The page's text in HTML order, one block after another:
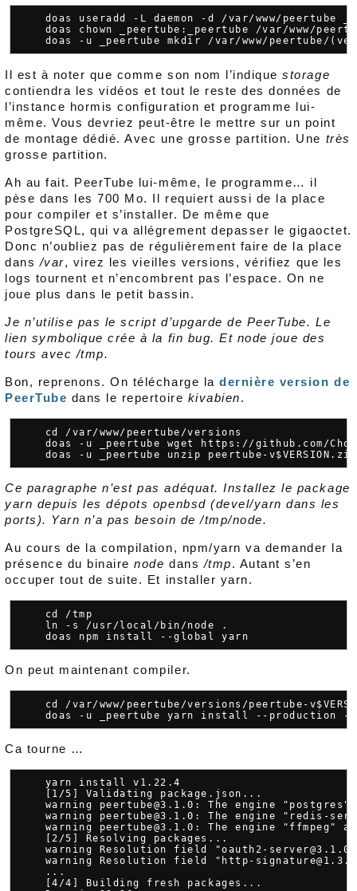
doas useradd -L daemon -d /var/www/peertube
doas chown _peertube:_peertube /var/www/
Il est à noter que comme son nom l’indiquestorage
contiendra les vidéos et tout le reste des données de
l’instance hormis configuration et programme lui-
même. Vous devriez peut-être le mettre sur un point
de montage dédié. Avec une grosse partition. Une très
grosse partition.
Ah au fait. PeerTube lui-même, le programme… il
pèse dans les 700 Mo. Il requiert aussi de la place
pour compiler et s’installer. De même que
PostgreSQL, qui va allégrement depasser le gigaoctet.
Donc n’oubliez pas de régulièrement faire de la place
dans/var, virez les vieilles versions, vérifiez que les
logs tournent et n’encombrent pas l’espace. On ne
joue plus dans le petit bassin.
Je n’utilise pas le script d’upgarde de PeerTube. Le
lien symbolique crée à la fin bug. Et node joue des
tours avec /tmp.
Bon, reprenons. On télécharge ladernière version de
PeerTube dans le repertoire kivabien.
    cd /var/www/peertube/versions
doas -u _peertube wget https://github.com/
Ce paragraphe n’est pas adéquat. Installez le package
yarn depuis les dépots openbsd (devel/yarn dans les
ports). Yarn n’a pas besoin de /tmp/node.
Au cours de la compilation, npm/yarn va demander la
présence du binairenode dans/tmp. Autant s’en
occuper tout de suite. Et installer yarn.
    cd /tmp
    ln -s /usr/local/bin/node .
On peut maintenant compiler.
cd /var/www/peertube/versions/peertube-
Ca tourne …
    yarn install v1.22.4
    [1/5] Validating package.json...
warning peertube@3.1.0: The engine "postgres"
warning peertube@3.1.0: The engine "redis-
warning peertube@3.1.0: The engine "ffmpeg"
    [2/5] Resolving packages...
warning Resolution field "oauth2-
warning Resolution field "http-
    ...
    [4/4] Building fresh packages...